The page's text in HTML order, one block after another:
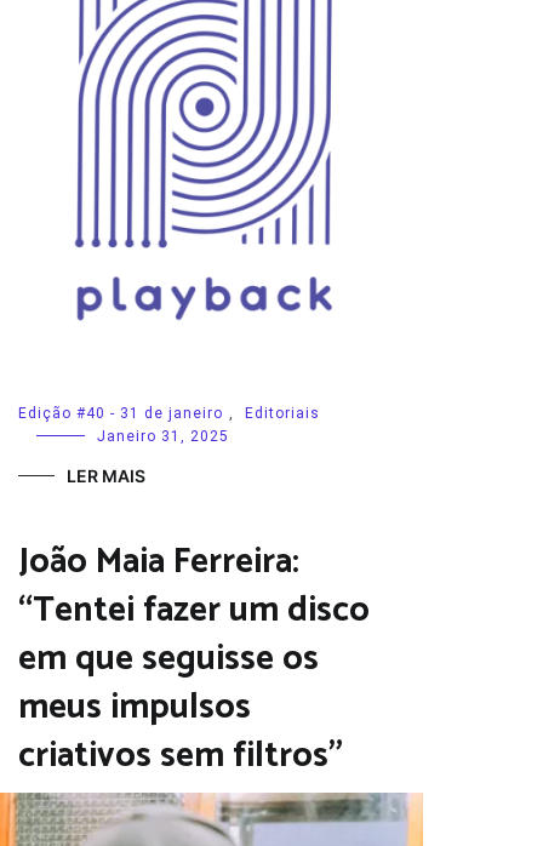
Edição #40 - 31 de janeiro ,
Editoriais
Janeiro 31, 2025
LER MAIS
João Maia Ferreira:
“Tentei fazer um disco
em que seguisse os
meus impulsos
criativos sem filtros”